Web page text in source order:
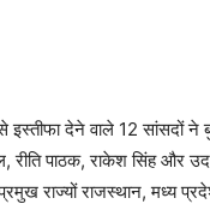
देने वाले 12 सांसदों ने
पाठक, राकेश सिंह और
राज्‍यों राजस्‍थान, मध्‍य